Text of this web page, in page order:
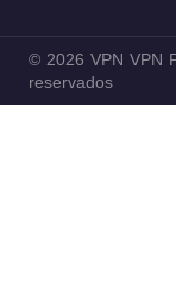
© 2026 VPN VPN
reservados